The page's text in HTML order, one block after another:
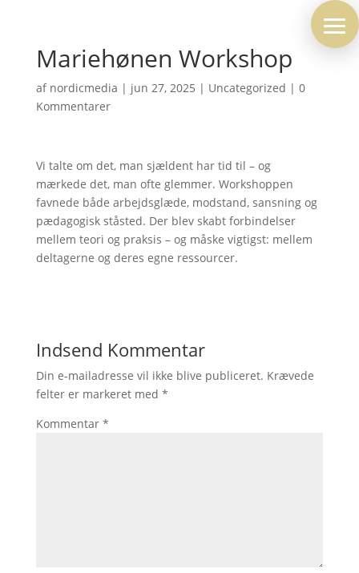
Mariehønen Workshop
af nordicmedia | jun 27, 2025 | Uncategorized | 0
Kommentarer
Vi talte om det, man sjældent har tid til – og
mærkede det, man ofte glemmer. Workshoppen
favnede både arbejdsglæde, modstand, sansning og
pædagogisk ståsted. Der blev skabt forbindelser
mellem teori og praksis – og måske vigtigst: mellem
deltagerne og deres egne ressourcer.
Indsend Kommentar
Din e-mailadresse vil ikke blive publiceret. Krævede
felter er markeret med *
Kommentar *